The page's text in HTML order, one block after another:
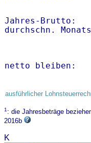
Jahres-
netto
ausführlicher
1: die Jahresbeträge
2016b
K